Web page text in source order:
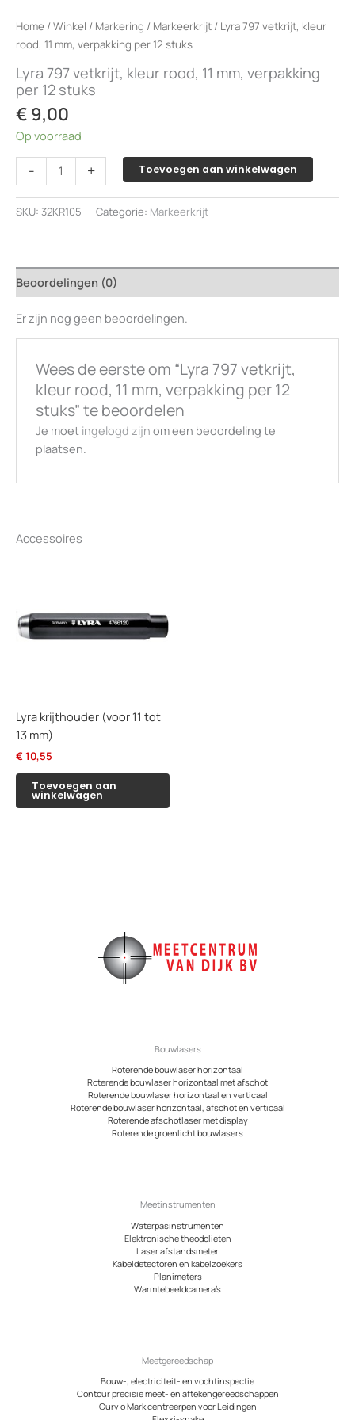
Home /Winkel / Markering / Markeerkrijt / Lyra 797 vetkrijt, kleur
rood, 11 mm, verpakking per 12 stuks
Lyra 797 vetkrijt, kleur rood, 11 mm, verpakking
per 12 stuks
€ 9,00
Op voorraad
-
797
vetkrijt,
kleur
mm,
verpakking
per
aantal
+ Toevoegen aan winkelwagen
SKU: 32KR105 Categorie: Markeerkrijt
Beoordelingen (0)
Er zijn nog geen beoordelingen.
Wees de eerste om “Lyra 797 vetkrijt,
kleur rood, 11 mm, verpakking per 12
stuks” te beoordelen
Je moet ingelogd zijn om een beoordeling te
plaatsen.
Accessoires
Lyra krijthouder (voor 11 tot
13 mm)
€ 10,55
Toevoegen aan
winkelwagen
Bouwlasers
Roterende bouwlaser horizontaal
Roterende bouwlaser horizontaal met afschot
Roterende bouwlaser horizontaal en verticaal
Roterende bouwlaser horizontaal, afschot en verticaal
Roterende afschotlaser met display
Roterende groenlicht bouwlasers
Meetinstrumenten
Waterpasinstrumenten
Elektronische theodolieten
Laser afstandsmeter
Kabeldetectoren en kabelzoekers
Planimeters
Warmtebeeldcamera’s
Meetgereedschap
Bouw-, electriciteit- en vochtinspectie
Contour precisie meet- en aftekengereedschappen
Curv o Mark centreerpen voor Leidingen